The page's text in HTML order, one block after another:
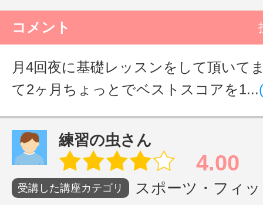
コメント
月4回夜に基礎レッスンをして頂いて
て2ヶ月ちょっとでベストスコアを1...
練習の虫さん
4.00
受講した講座カテゴリ スポーツ・フィ